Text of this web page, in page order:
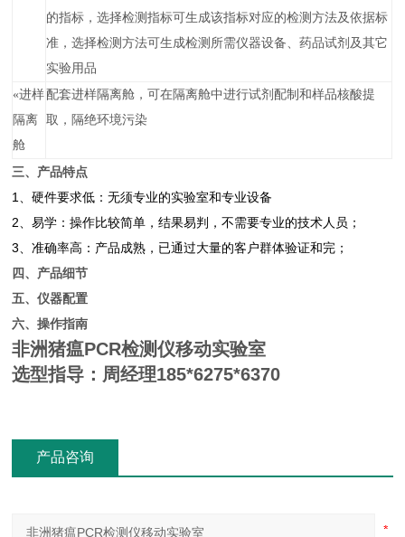
的指标，选择检测指标可生成该指标对应的检测方法及依据标
准，选择检测方法可生成检测所需仪器设备、药品试剂及其它
实验用品
«进样
隔离
舱
配套进样隔离舱，可在隔离舱中进行试剂配制和样品核酸提
取，隔绝环境污染
三、产品特点
1、硬件要求低：无须专业的实验室和专业设备
2、易学：操作比较简单，结果易判，不需要专业的技术人员；
3、准确率高：产品成熟，已通过大量的客户群体验证和完；
四、产品细节
五、仪器配置
六、操作指南
非洲猪瘟PCR检测仪移动实验室
选型指导：周经理185*6275*6370
产品咨询